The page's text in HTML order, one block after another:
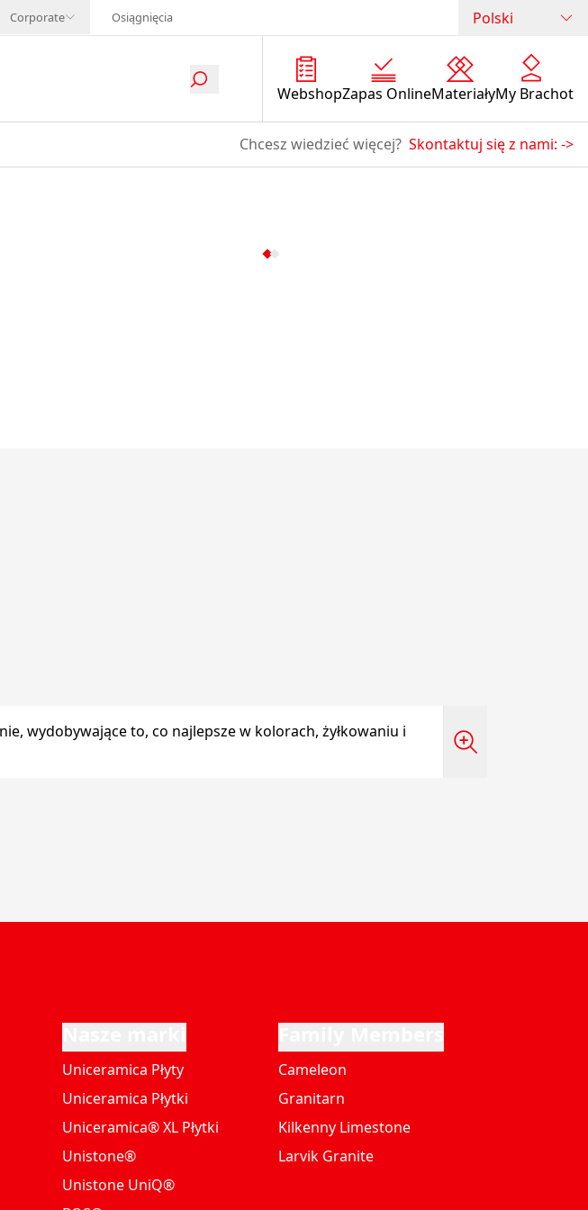
Corporate Osiągnięcia Polski
WebshopZapas OnlineMateriałyMy Brachot
Chcesz wiedzieć więcej? Skontaktuj się z nami: ->
wydobywające to, co najlepsze w kolorach, żyłkowaniu i
Uniceramica Płyty
Uniceramica Płytki
Uniceramica® XL Płytki
Unistone®
Unistone UniQ®
Cameleon
Granitarn
Kilkenny Limestone
Larvik Granite